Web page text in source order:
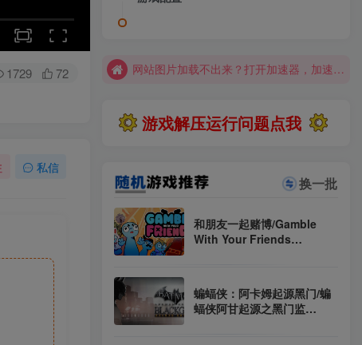
1729 72
私信
求游戏、游戏补档、资源反馈请去网站首页更新征集留言，其他界面响应不及时
全站资源解压密码：sygu.cc
游戏解压运行问题点我
换一批
和朋友一起赌博/Gamble
With Your Friends
蝙蝠侠：阿卡姆起源黑门/蝙
蝠侠阿甘起源之黑门监